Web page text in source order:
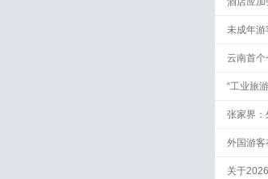
未成年游
云南首个
“工业旅
张家界
外国游客
关于